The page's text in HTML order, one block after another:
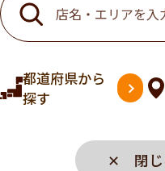
都道府県から
探す
✕ 閉じ